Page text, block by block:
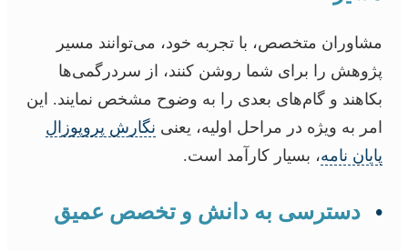
مشاوران متخصص، با تجربه خود، می‌توانند مسیر
پژوهش را برای شما روشن کنند، از سردرگمی‌ها
بکاهند و گام‌های بعدی را به وضوح مشخص نمایند. این
امر به ویژه در مراحل اولیه، یعنی نگارش پروپوزال
پایان نامه، بسیار کارآمد است.
• دسترسی به دانش و تخصص عمیق